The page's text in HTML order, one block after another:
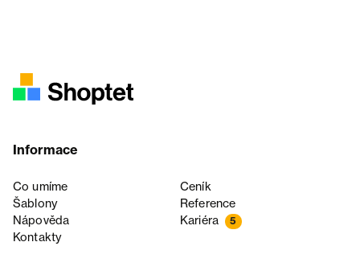
Informace
Co umíme
Ceník
Šablony
Reference
Nápověda
Kariéra 5
Kontakty